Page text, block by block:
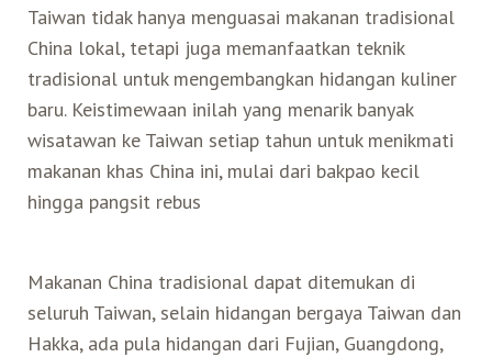
Taiwan tidak hanya menguasai makanan tradisional
China lokal, tetapi juga memanfaatkan teknik
tradisional untuk mengembangkan hidangan kuliner
baru. Keistimewaan inilah yang menarik banyak
wisatawan ke Taiwan setiap tahun untuk menikmati
makanan khas China ini, mulai dari bakpao kecil
hingga pangsit rebus
Makanan China tradisional dapat ditemukan di
seluruh Taiwan, selain hidangan bergaya Taiwan dan
Hakka, ada pula hidangan dari Fujian, Guangdong,